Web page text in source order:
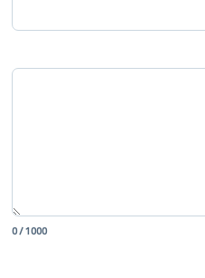
0 / 1000